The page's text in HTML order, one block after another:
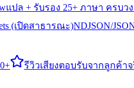
แปล + รับรอง 25+ ภาษา ครบว
(เปิดสาธารณะ)NDJSON/
รีวิวเสียงตอบรับจากลูกค้าจ